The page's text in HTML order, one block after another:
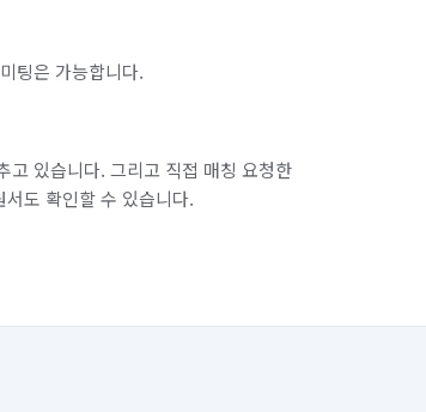
팅은 가능합니다.
고 있습니다. 그리고 직접 매칭 요청한
도 확인할 수 있습니다.